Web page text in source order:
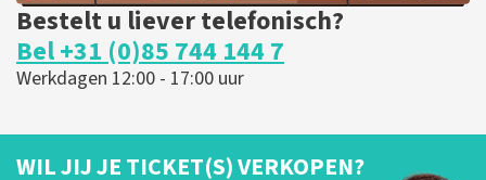
Bestelt u liever telefonisch?
Bel +31 (0)85 744 144 7
Werkdagen 12:00 - 17:00 uur
WIL JIJ JE TICKET(S) VERKOPEN?